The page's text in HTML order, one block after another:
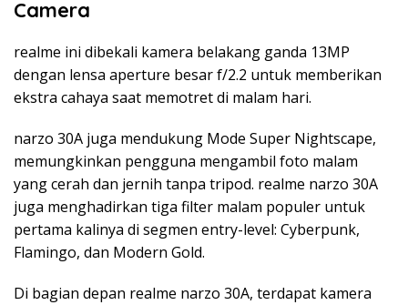
Camera
realme ini dibekali kamera belakang ganda 13MP
dengan lensa aperture besar f/2.2 untuk memberikan
ekstra cahaya saat memotret di malam hari.
narzo 30A juga mendukung Mode Super Nightscape,
memungkinkan pengguna mengambil foto malam
yang cerah dan jernih tanpa tripod. realme narzo 30A
juga menghadirkan tiga filter malam populer untuk
pertama kalinya di segmen entry-level: Cyberpunk,
Flamingo, dan Modern Gold.
Di bagian depan realme narzo 30A, terdapat kamera